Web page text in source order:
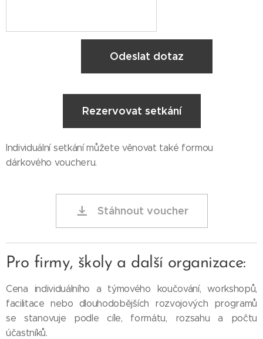
Odeslat dotaz
Rezervovat setkání
Individuální setkání můžete věnovat také formou
dárkového voucheru.
Stáhnout voucher
Pro firmy, školy a další organizace:
Cena individuálního a týmového koučování, workshopů,
facilitace nebo dlouhodobějších rozvojových programů
se stanovuje podle cíle, formátu, rozsahu a počtu
účastníků.